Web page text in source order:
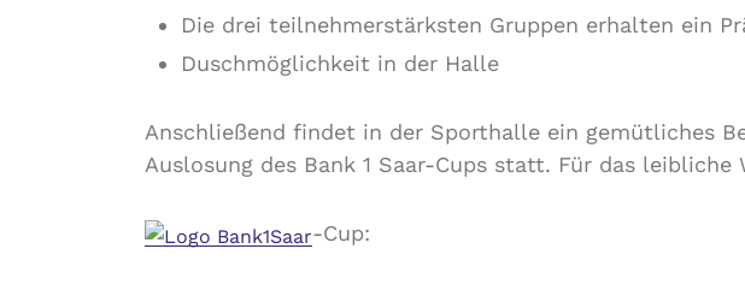
Die drei teilnehmerstärksten Gruppen erhalten ein
Duschmöglichkeit in der Halle
Anschließend findet in der Sporthalle ein gemütliches
Auslosung des Bank 1 Saar-Cups statt. Für das leibliche
-Cup: